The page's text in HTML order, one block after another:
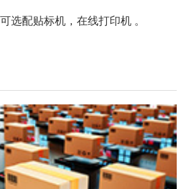
配贴标机，在线打印机 。